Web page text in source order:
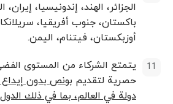
الجزائر، الهند، إندونيسيا، إيران،
باكستان، جنوب أفريقيا،
أوزبكستان، فيتنام، اليمن.
يتمتع الشركاء من المستوى
حصرية لتقديم بونص بدون
دولة في العالم، بما في ذلك